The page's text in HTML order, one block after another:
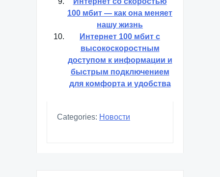
Интернет со скоростью
100 мбит — как она меняет
нашу жизнь
Интернет 100 мбит с
высокоскоростным
доступом к информации и
быстрым подключением
для комфорта и удобства
Categories: Новости